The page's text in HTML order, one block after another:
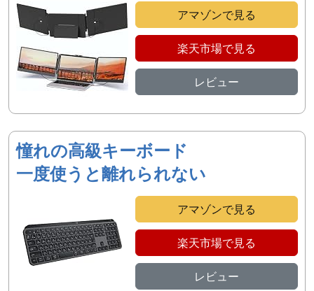
アマゾンで見る
楽天市場で見る
レビュー
憧れの高級キーボード
一度使うと離れられない
アマゾンで見る
楽天市場で見る
レビュー